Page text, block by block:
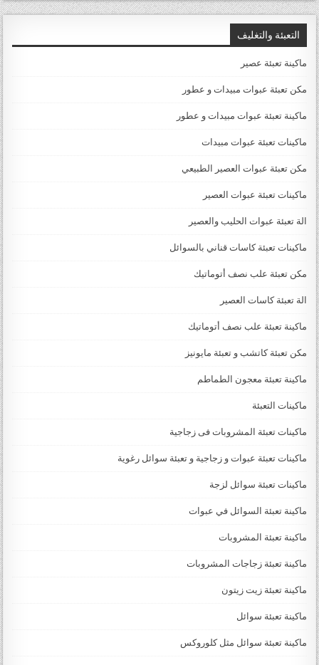
التعبئة والتغليف
ماكينة تعبئة عصير
مكن تعبئة عبوات مبيدات و عطور
ماكينة تعبئة عبوات مبيدات و عطور
ماكينات تعبئة عبوات مبيدات
مكن تعبئة عبوات العصير الطبيعي
ماكينات تعبئة عبوات العصير
الة تعبئة عبوات الحليب والعصير
ماكينات تعبئة كاسات قناني بالسوائل
مكن تعبئة علب نصف أتوماتيك
الة تعبئة كاسات العصير
ماكينة تعبئة علب نصف أتوماتيك
مكن تعبئة كاتشب و تعبئة مايونيز
ماكينة تعبئة معجون الطماطم
ماكينات التعبئة
ماكينات تعبئة المشروبات فى زجاجية
ماكينات تعبئة عبوات و زجاجية و تعبئة سوائل رغوية
ماكينات تعبئة سوائل لزجة
‏‏‏ماكينة تعبئة السوائل في عبوات
ماكينة تعبئة المشروبات
ماكينة تعبئة زجاجات المشروبات
ماكينة تعبئة زيت زيتون
ماكينة تعبئة سوائل
ماكينة تعبئة سوائل مثل كلوروكس